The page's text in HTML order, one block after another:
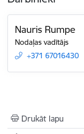
Nauris Rumpe
Nodaļas vadītājs
+371 67016430
Drukāt lapu